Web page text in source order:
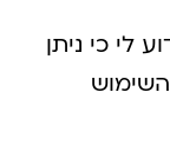
לי כי ניתן